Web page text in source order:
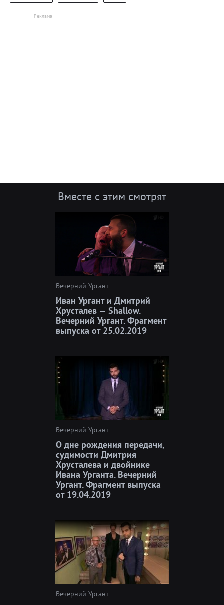
Вместе с этим смотрят
Вечерний Ургант
Иван Ургант и Дмитрий
Хрусталев — Shallow.
Вечерний Ургант. Фрагмент
выпуска от 25.02.2019
Вечерний Ургант
О дне рождения передачи,
судимости Дмитрия
Хрусталева и двойнике
Ивана Урганта. Вечерний
Ургант. Фрагмент выпуска
от 19.04.2019
Вечерний Ургант